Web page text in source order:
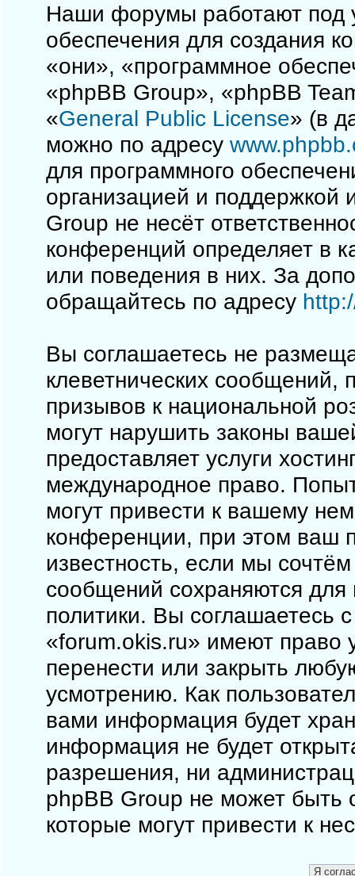
Наши форумы работают под
обеспечения для создания
«они», «программное
«phpBB Group», «phpBB
«General Public License» (в
можно по адресу
для программного
организацией и поддержкой
Group не несёт
конференций определяет в
или поведения в них. За
обращайтесь по адресу
Вы соглашаетесь не
клеветнических сообщений,
призывов к национальной
могут нарушить законы
предоставляет услуги
международное право.
могут привести к вашему
конференции, при этом ваш
известность, если мы
сообщений сохраняются для
политики. Вы соглашаетесь
«forum.okis.ru» имеют право
перенести или закрыть
усмотрению. Как
вами информация будет
информация не будет
разрешения, ни
phpBB Group не может быть
которые могут привести к